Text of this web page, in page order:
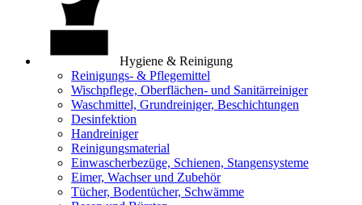
Hygiene & Reinigung
Reinigungs- & Pflegemittel
Wischpflege, Oberflächen- und Sanitärreiniger
Waschmittel, Grundreiniger, Beschichtungen
Desinfektion
Handreiniger
Reinigungsmaterial
Einwascherbezüge, Schienen, Stangensysteme
Eimer, Wachser und Zubehör
Tücher, Bodentücher, Schwämme